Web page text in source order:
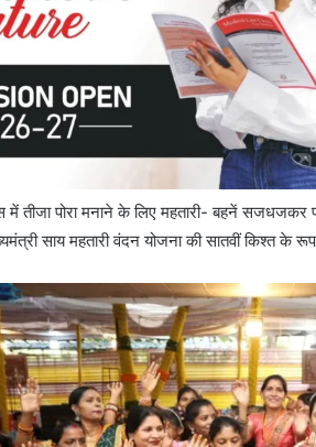
में तीजा पोरा मनाने के लिए महतारी- बहनें
साय महतारी वंदन योजना की सातवीं किश्त के